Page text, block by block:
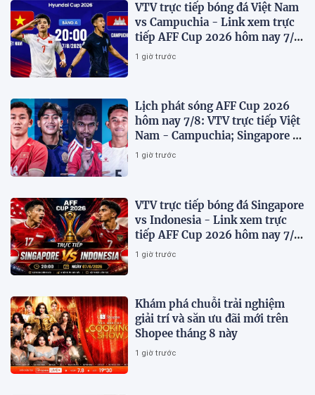
VTV trực tiếp bóng đá Việt Nam
vs Campuchia - Link xem trực
tiếp AFF Cup 2026 hôm nay 7/8
trên VTV6
1 giờ trước
Lịch phát sóng AFF Cup 2026
hôm nay 7/8: VTV trực tiếp Việt
Nam - Campuchia; Singapore -
Indonesia
1 giờ trước
VTV trực tiếp bóng đá Singapore
vs Indonesia - Link xem trực
tiếp AFF Cup 2026 hôm nay 7/8
trên VTV7
1 giờ trước
Khám phá chuỗi trải nghiệm
giải trí và săn ưu đãi mới trên
Shopee tháng 8 này
1 giờ trước